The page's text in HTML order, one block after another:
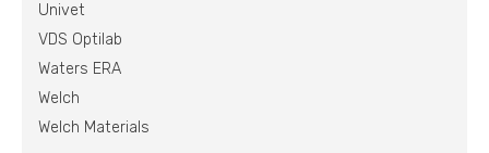
Univet
VDS Optilab
Waters ERA
Welch
Welch Materials